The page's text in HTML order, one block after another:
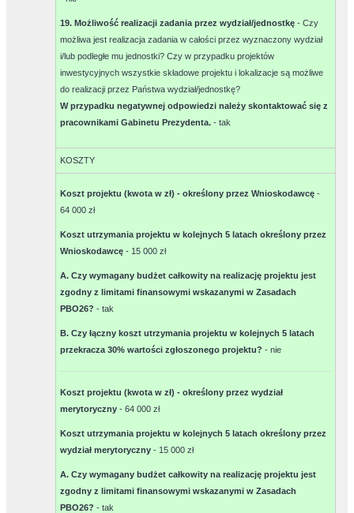
19. Możliwość realizacji zadania przez wydział/jednostkę- Czy
możliwa jest realizacja zadania w całości przez wyznaczony wydział
i/lub podległe mu jednostki? Czy w przypadku projektów
inwestycyjnych wszystkie składowe projektu i lokalizacje są możliwe
do realizacji przez Państwa wydział/jednostkę?
W przypadku negatywnej odpowiedzi należy skontaktować się z
pracownikami Gabinetu Prezydenta. -tak
KOSZTY
Koszt projektu (kwota w zł) - określony przez Wnioskodawcę -
64 000 zł
Koszt utrzymania projektu w kolejnych 5 latach określony przez
Wnioskodawcę - 15 000 zł
A. Czy wymagany budżet całkowity na realizację projektu jest
zgodny z limitami finansowymi wskazanymi w Zasadach
PBO26?-tak
B. Czy łączny koszt utrzymania projektu w kolejnych 5 latach
przekracza 30% wartości zgłoszonego projektu?-nie
Koszt projektu (kwota w zł) - określony przez wydział
merytoryczny -64 000 zł
Koszt utrzymania projektu w kolejnych 5 latach określony przez
wydział merytoryczny - 15 000 zł
A. Czy wymagany budżet całkowity na realizację projektu jest
zgodny z limitami finansowymi wskazanymi w Zasadach
PBO26?-tak